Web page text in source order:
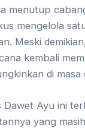
menutup
mengelola
. Meski
kembali
di masa
Dawet Ayu ini
yang